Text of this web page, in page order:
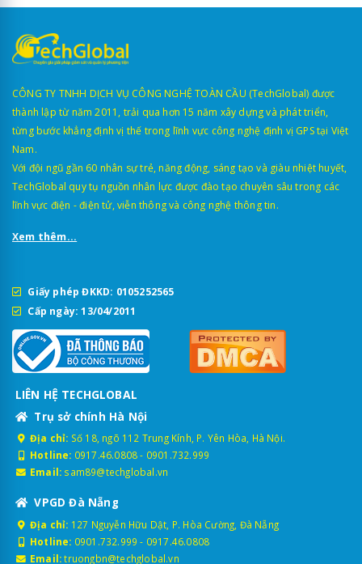
CÔNG TY TNHH DỊCH VỤ CÔNG NGHỆ TOÀN CẦU (TechGlobal) được
thành lập từ năm 2011, trải qua hơn 15 năm xây dựng và phát triển,
từng bước khẳng định vị thế trong lĩnh vực công nghệ định vị GPS tại Việt
Nam.
Với đội ngũ gần 60 nhân sự trẻ, năng động, sáng tạo và giàu nhiệt huyết,
TechGlobal quy tụ nguồn nhân lực được đào tạo chuyên sâu trong các
lĩnh vực điện - điện tử, viễn thông và công nghệ thông tin.
Xem thêm...
Giấy phép ĐKKD: 0105252565
Cấp ngày: 13/04/2011
LIÊN HỆ TECHGLOBAL
Trụ sở chính Hà Nội
Địa chỉ: Số 18, ngõ 112 Trung Kính, P. Yên Hòa, Hà Nội.
Hotline: 0917.46.0808- 0901.732.999
Email: sam89@techglobal.vn
VPGD Đà Nẵng
Địa chỉ: 127 Nguyễn Hữu Dật, P. Hòa Cường, Đà Nẵng
Hotline: 0901.732.999 - 0917.46.0808
Email: truongbn@techglobal.vn